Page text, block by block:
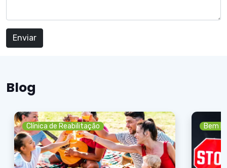
Blog
Clínica de Reabilitação Bem